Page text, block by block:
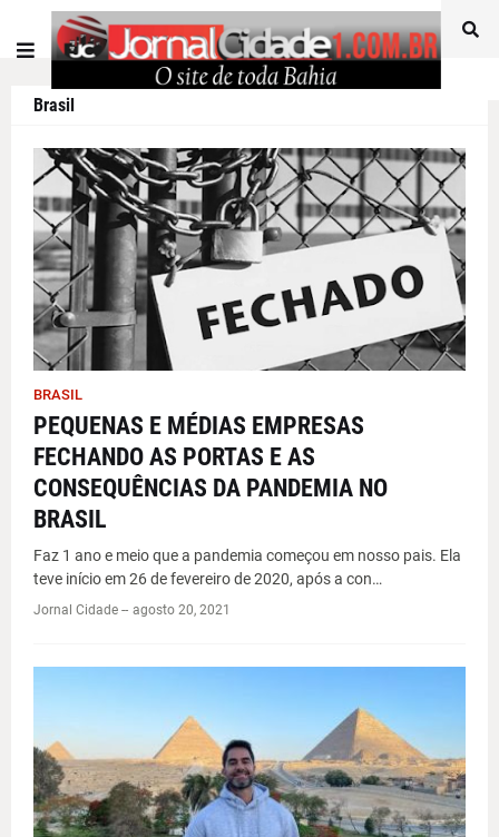
Brasil
BRASIL
PEQUENAS E MÉDIAS EMPRESAS
FECHANDO AS PORTAS E AS
CONSEQUÊNCIAS DA PANDEMIA NO
BRASIL
Faz 1 ano e meio que a pandemia começou em nosso pais. Ela
teve início em 26 de fevereiro de 2020, após a con…
Jornal Cidade -- agosto 20, 2021